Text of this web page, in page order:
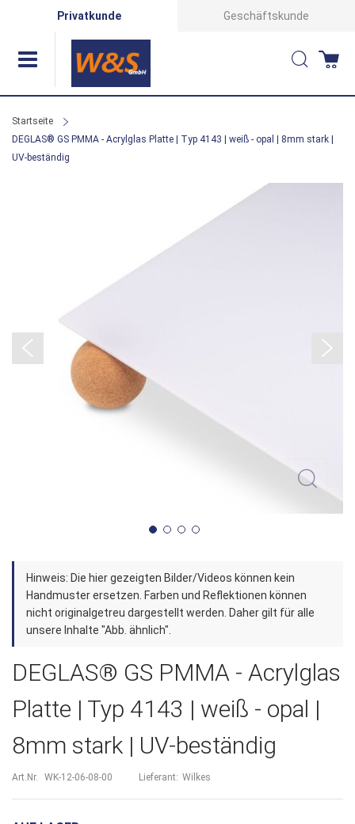
Privatkunde Geschäftskunde
Suche
Startseite
DEGLAS® GS PMMA - Acrylglas Platte | Typ 4143 | weiß - opal | 8mm stark |
UV-beständig
Zum
Anfang
der
Bildergalerie
Hinweis: Die hier gezeigten Bilder/Videos können kein
Handmuster ersetzen. Farben und Reflektionen können
nicht originalgetreu dargestellt werden. Daher gilt für alle
unsere Inhalte "Abb. ähnlich".
DEGLAS® GS PMMA - Acrylglas
Platte | Typ 4143 | weiß - opal |
8mm stark | UV-beständig
Art.Nr. WK-12-06-08-00 Lieferant: Wilkes